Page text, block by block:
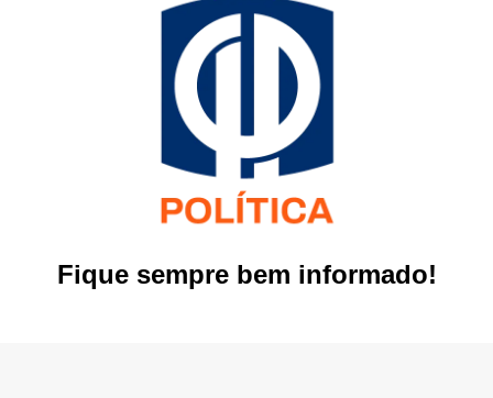
Fique sempre bem informado!